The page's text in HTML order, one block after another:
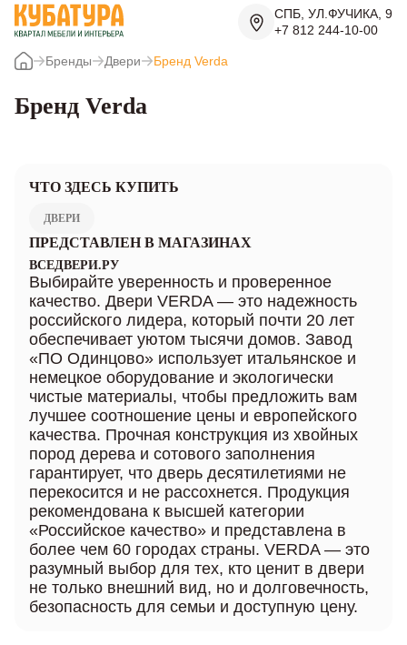
СПБ, УЛ.ФУЧИКА, 9
+7 812 244-10-00
Бренды Двери Бренд Verda
Бренд Verda
ЧТО ЗДЕСЬ КУПИТЬ
ДВЕРИ
ПРЕДСТАВЛЕН В МАГАЗИНАХ
ВСЕДВЕРИ.РУ
Выбирайте уверенность и проверенное
качество. Двери VERDA — это надежность
российского лидера, который почти 20 лет
обеспечивает уютом тысячи домов. Завод
«ПО Одинцово» использует итальянское и
немецкое оборудование и экологически
чистые материалы, чтобы предложить вам
лучшее соотношение цены и европейского
качества. Прочная конструкция из хвойных
пород дерева и сотового заполнения
гарантирует, что дверь десятилетиями не
перекосится и не рассохнется. Продукция
рекомендована к высшей категории
«Российское качество» и представлена в
более чем 60 городах страны. VERDA — это
разумный выбор для тех, кто ценит в двери
не только внешний вид, но и долговечность,
безопасность для семьи и доступную цену.